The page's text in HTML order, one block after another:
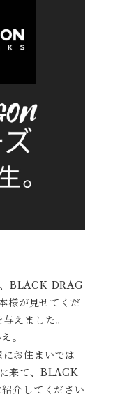
BLACK DRAG
様が見せてくだ
えました。
。
お住まいでは
来て、BLACK
介してください